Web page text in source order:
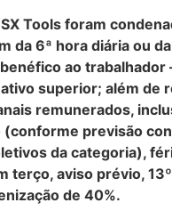
Tools foram
da 6ª hora diária ou
ao trabalhador
superior; além de
remunerados,
(conforme previsão
da categoria),
terço, aviso prévio,
de 40%.